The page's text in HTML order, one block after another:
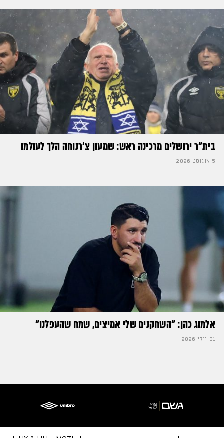
בית"ר ירושלים מרכינה ראש: שמעון צ'רנוחה הלך לעולמו
5 אוגוסט 2026
אלמוג כהן: "השחקנים שלי אמיצים, שמח שהעפלנו"
31 יולי 2026